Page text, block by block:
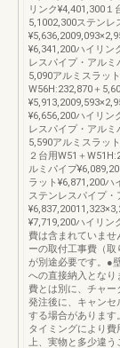
リンク¥4,401,300１
5,1002,300ステン
¥6,341,200ハイリン
レスパイプ・アルミ
5,090アルミスラッ
W56H:232,870＋
¥6,656,200ハイリン
レスパイプ・アルミ
5,590アルミスラッ
２台用W51＋
ルミパイプ
ラット¥6,871,200ハ
ステンレスパイプ・
¥7,719,200ハイリン
費は含まれていませ
ーの取付工事費（取
が別途必要です。●
への直接納入とな
費とは別に、チャ
発注後に、キャンセ
する場合がありま
タイミングにより
上、実物と多少違